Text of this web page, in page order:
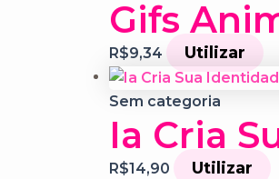
Gifs
R$9,34 Utilizar
Sem categoria
Ia Cria
R$14,90 Utilizar